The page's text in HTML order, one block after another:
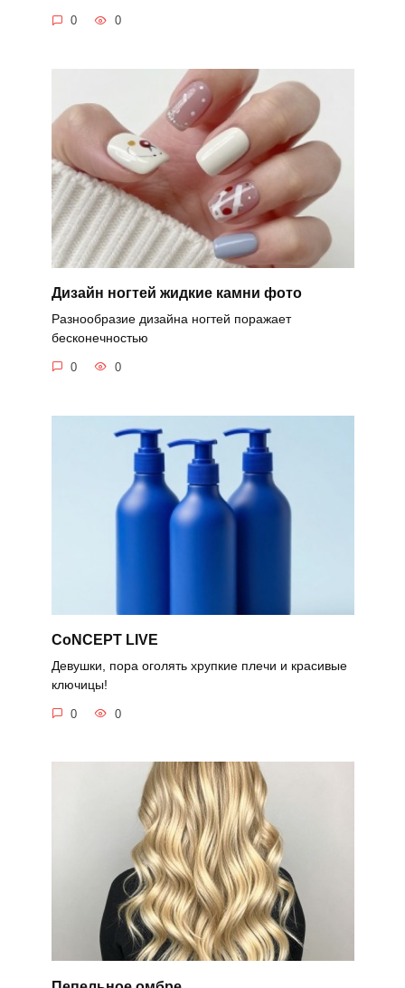
0 0
Дизайн ногтей жидкие камни фото
Разнообразие дизайна ногтей поражает
бесконечностью
0 0
CoNCEPT LIVE
Девушки, пора оголять хрупкие плечи и красивые
ключицы!
0 0